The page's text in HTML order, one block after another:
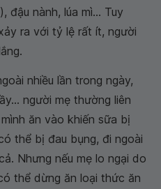
đậu nành, lúa mì... Tuy
ra với tỷ lệ rất ít, người
nhiều lần trong ngày,
người mẹ thường liên
ăn vào khiến sữa bị
thể bị đau bụng, đi ngoài
Nhưng nếu mẹ lo ngại do
thể dừng ăn loại thức ăn